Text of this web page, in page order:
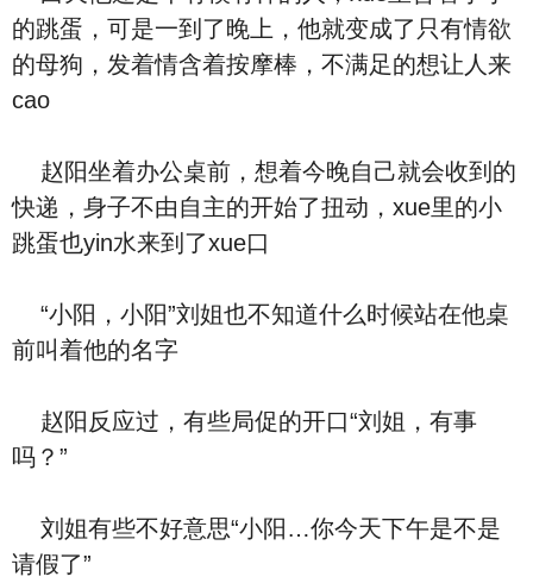
的跳蛋，可是一到了晚上，他就变成了只有情欲
的母狗，发着情含着按摩棒，不满足的想让人来
cao
赵阳坐着办公桌前，想着今晚自己就会收到的
快递，身子不由自主的开始了扭动，xue里的小
跳蛋也yin水来到了xue口
“小阳，小阳”刘姐也不知道什么时候站在他桌
前叫着他的名字
赵阳反应过，有些局促的开口“刘姐，有事
吗？”
刘姐有些不好意思“小阳…你今天下午是不是
请假了”